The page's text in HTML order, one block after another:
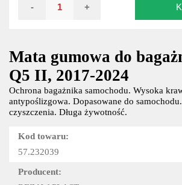
Mata gumowa do
Q5 II, 2017-2024
Ochrona bagażnika samochodu. Wysoka
antypoślizgowa. Dopasowane do
czyszczenia. Długa żywotność.
Kod towaru:
57.232039
Producent:
- +